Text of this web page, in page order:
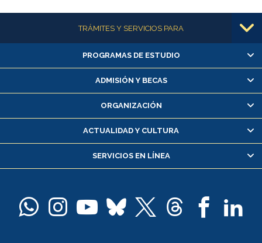
Más informaciónTRÁMITES Y SERVICIOS PARA
Alumnas/os y exalumnas/os
Matrícula en línea
Inscripción y cambio de asignaturas
Consulta y certificado de notas
Servicio médico y dental
Pago de arancel y crédito alumnos
Docentes
PROGRAMAS DE ESTUDIO
ADMISIÓN Y BECAS
ORGANIZACIÓN
ACTUALIDAD Y CULTURA
SERVICIOS EN LÍNEA